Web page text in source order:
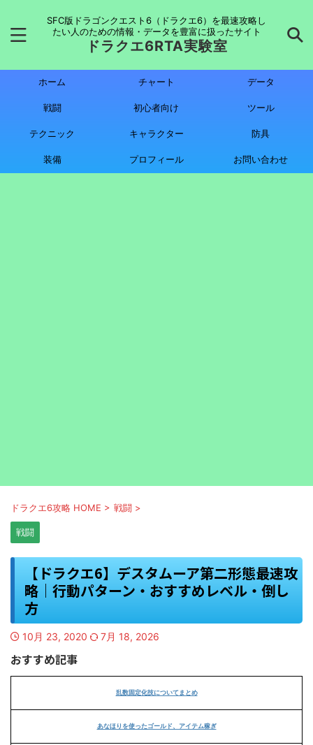
SFC版ドラゴンクエスト6（ドラクエ6）を最速攻略し
たい人のための情報・データを豊富に扱ったサイト
ドラクエ6RTA実験室
ホーム チャート データ
戦闘 初心者向け ツール
テクニック キャラクター 防具
装備 プロフィール お問い合わせ
ドラクエ6攻略 HOME > 戦闘 >
戦闘
【ドラクエ6】デスタムーア第二形態最速攻
略｜行動パターン・おすすめレベル・倒し
方
10月 23, 2020 7月 18, 2026
おすすめ記事
乱数固定化技についてまとめ
あなほりを使ったゴールド、アイテム稼ぎ